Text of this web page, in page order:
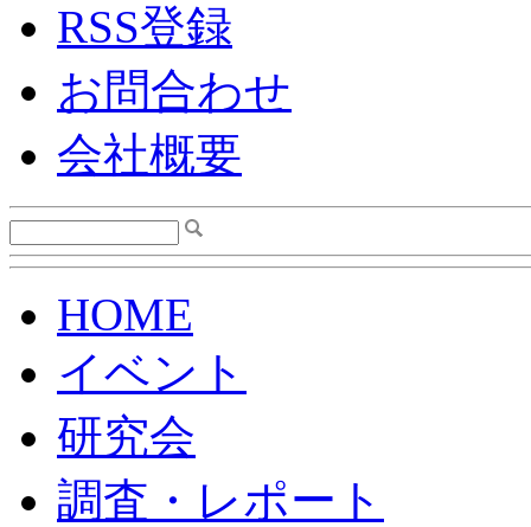
RSS登録
お問合わせ
会社概要
HOME
イベント
研究会
調査・レポート